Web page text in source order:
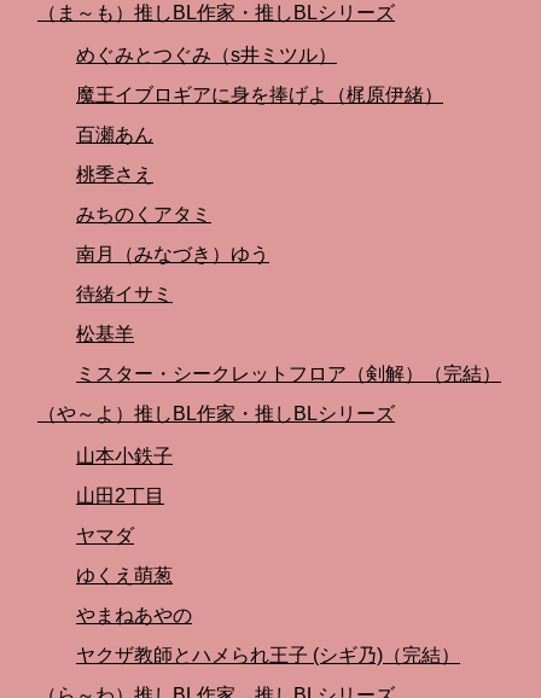
（ま～も）推しBL作家・推しBLシリーズ
めぐみとつぐみ（s井ミツル）
魔王イブロギアに身を捧げよ（梶原伊緒）
百瀬あん
桃季さえ
みちのくアタミ
南月（みなづき）ゆう
待緒イサミ
松基羊
ミスター・シークレットフロア（剣解）（完結）
（や～よ）推しBL作家・推しBLシリーズ
山本小鉄子
山田2丁目
ヤマダ
ゆくえ萌葱
やまねあやの
ヤクザ教師とハメられ王子 (シギ乃)（完結）